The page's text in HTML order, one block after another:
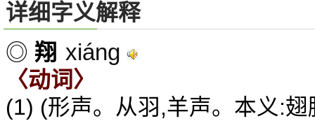
详细字义解释
◎ 翔 xiáng
〈动词〉
(1) (形声。从羽,羊声。本义: